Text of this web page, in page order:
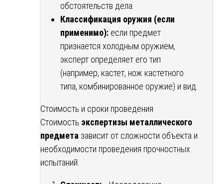
обстоятельств дела.
Классификация оружия (если
применимо): если предмет
признается холодным оружием,
эксперт определяет его тип
(например, кастет, нож кастетного
типа, комбинированное оружие) и вид.
Стоимость и сроки проведения
Стоимость экспертизы металлического
предмета зависит от сложности объекта и
необходимости проведения прочностных
испытаний.